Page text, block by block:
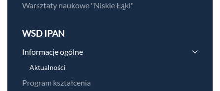
Warsztaty naukowe "Niskie Łąki"
WSD IPAN
Informacje ogólne
Aktualności
Program kształcenia